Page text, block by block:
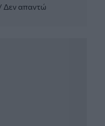
από 180.000
και επιμένει
Δεν απαντώ